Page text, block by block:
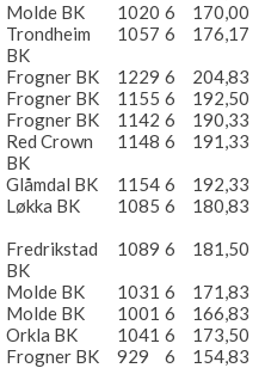
Molde BK 1020 6
170,00
Trondheim
BK
1057 6
176,17
Frogner BK 1229 6
204,83
Frogner BK 1155 6
192,50
Frogner BK 1142 6
190,33
Red Crown
BK
1148 6
191,33
Glåmdal BK 1154 6
192,33
Løkka BK 1085 6
180,83
Fredrikstad
BK
1089 6
181,50
Molde BK 1031 6
171,83
Molde BK 1001 6
166,83
Orkla BK 1041 6
173,50
Frogner BK 929 6 154,83